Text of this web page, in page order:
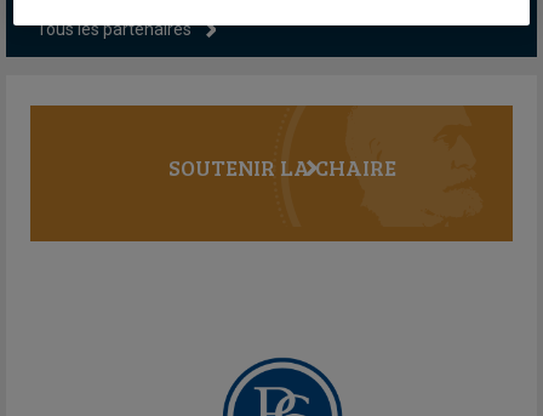
Tous les partenaires
SOUTENIR LA CHAIRE